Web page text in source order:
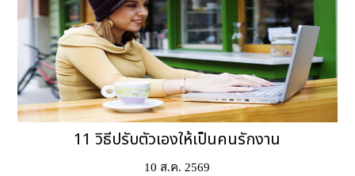
11 วิธีปรับตัวเองให้เป็นคนรักงาน
10 ส.ค. 2569